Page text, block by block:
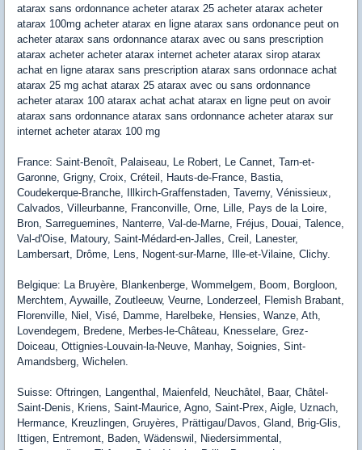
atarax sans ordonnance acheter atarax 25 acheter atarax acheter
atarax 100mg acheter atarax en ligne atarax sans ordonance peut on
acheter atarax sans ordonnance atarax avec ou sans prescription
atarax acheter acheter atarax internet acheter atarax sirop atarax
achat en ligne atarax sans prescription atarax sans ordonnace achat
atarax 25 mg achat atarax 25 atarax avec ou sans ordonnance
acheter atarax 100 atarax achat achat atarax en ligne peut on avoir
atarax sans ordonnance atarax sans ordonnance acheter atarax sur
internet acheter atarax 100 mg
France: Saint-Benoît, Palaiseau, Le Robert, Le Cannet, Tarn-et-
Garonne, Grigny, Croix, Créteil, Hauts-de-France, Bastia,
Coudekerque-Branche, Illkirch-Graffenstaden, Taverny, Vénissieux,
Calvados, Villeurbanne, Franconville, Orne, Lille, Pays de la Loire,
Bron, Sarreguemines, Nanterre, Val-de-Marne, Fréjus, Douai, Talence,
Val-d'Oise, Matoury, Saint-Médard-en-Jalles, Creil, Lanester,
Lambersart, Drôme, Lens, Nogent-sur-Marne, Ille-et-Vilaine, Clichy.
Belgique: La Bruyère, Blankenberge, Wommelgem, Boom, Borgloon,
Merchtem, Aywaille, Zoutleeuw, Veurne, Londerzeel, Flemish Brabant,
Florenville, Niel, Visé, Damme, Harelbeke, Hensies, Wanze, Ath,
Lovendegem, Bredene, Merbes-le-Château, Knesselare, Grez-
Doiceau, Ottignies-Louvain-la-Neuve, Manhay, Soignies, Sint-
Amandsberg, Wichelen.
Suisse: Oftringen, Langenthal, Maienfeld, Neuchâtel, Baar, Châtel-
Saint-Denis, Kriens, Saint-Maurice, Agno, Saint-Prex, Aigle, Uznach,
Hermance, Kreuzlingen, Gruyères, Prättigau/Davos, Gland, Brig-Glis,
Ittigen, Entremont, Baden, Wädenswil, Niedersimmental,